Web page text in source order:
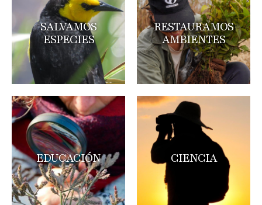
SALVAMOS
ESPECIES
RESTAURAMOS
AMBIENTES
EDUCACIÓN CIENCIA